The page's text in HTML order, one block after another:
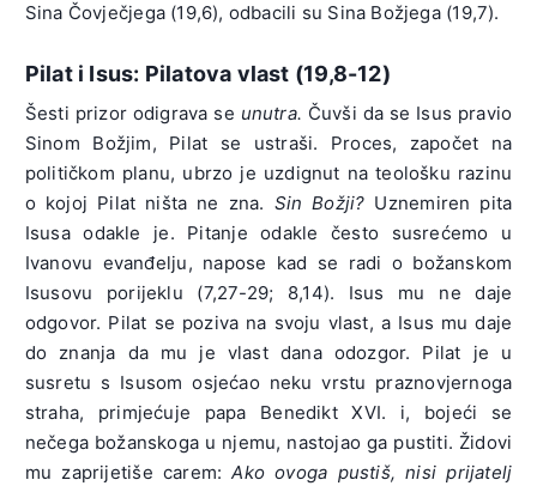
Sina Čovječjega (19,6), odbacili su Sina Božjega (19,7).
Pilat i Isus: Pilatova vlast (19,8-12)
Šesti prizor odigrava se unutra. Čuvši da se Isus pravio
Sinom Božjim, Pilat se ustraši. Proces, započet na
političkom planu, ubrzo je uzdignut na teološku razinu
o kojoj Pilat ništa ne zna. Sin Božji? Uznemiren pita
Isusa odakle je. Pitanje odakle često susrećemo u
Ivanovu evanđelju, napose kad se radi o božanskom
Isusovu porijeklu (7,27-29; 8,14). Isus mu ne daje
odgovor. Pilat se poziva na svoju vlast, a Isus mu daje
do znanja da mu je vlast dana odozgor. Pilat je u
susretu s Isusom osjećao neku vrstu praznovjernoga
straha, primjećuje papa Benedikt XVI. i, bojeći se
nečega božanskoga u njemu, nastojao ga pustiti. Židovi
mu zaprijetiše carem:Ako ovoga pustiš, nisi prijatelj